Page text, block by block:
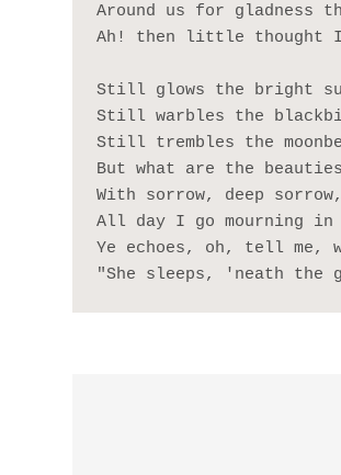
Around us for gladness
Ah! then little thought I
Still glows the bright
Still warbles the
Still trembles the
But what are the
With sorrow, deep
All day I go mourning in
Ye echoes, oh, tell me,
"She sleeps, 'neath the